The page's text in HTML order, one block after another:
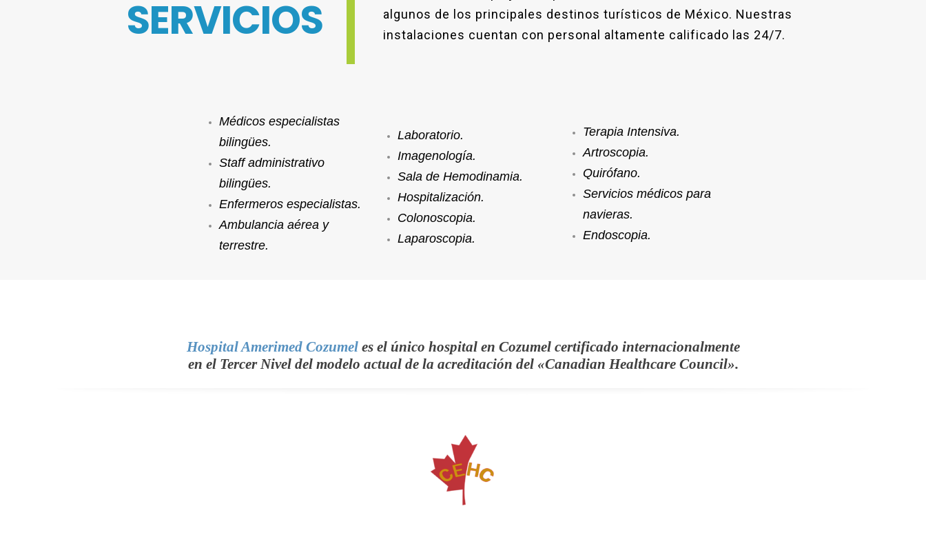
algunos de los principales destinos turísticos de México. Nuestras
instalaciones cuentan con personal altamente calificado las 24/7.
SERVICIOS
Médicos especialistas
bilingües.
Staff administrativo
bilingües.
Enfermeros especialistas.
Ambulancia aérea y
terrestre.
Laboratorio.
Imagenología.
Sala de Hemodinamia.
Hospitalización.
Colonoscopia.
Laparoscopia.
Terapia Intensiva.
Artroscopia.
Quirófano.
Servicios médicos para
navieras.
Endoscopia.
Hospital Amerimed Cozumel es el único hospital en Cozumel certificado internacionalmente
en el Tercer Nivel del modelo actual de la acreditación del «Canadian Healthcare Council».